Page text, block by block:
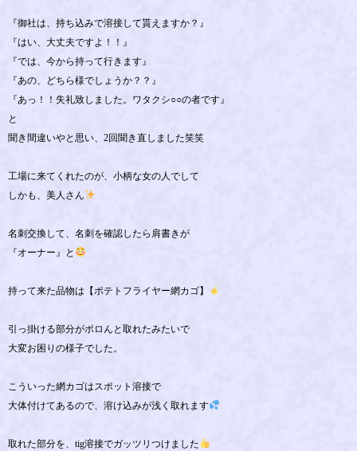
『御社は、持ち込みで溶接して貰えますか？』
『はい、大丈夫ですよ！！』
『では、今から持って行きます』
『あの、どちら様でしょうか？？』
『あっ！！失礼致しました。ワタクシ○○の者です』
と
聞き間違いやと思い、2回聞き直しました笑笑
工場に来てくれたのが、小柄な女の人でして
しかも、美人さん
名刺交換して、名刺を確認したら肩書きが
『オーナー』と
持って来た品物は【ポテトフライヤー網カゴ】
引っ掛ける部分がポロんと取れたみたいで
大変お困りの様子でした。
こういった網カゴはスポット溶接で
大体付けてあるので、溶け込みが浅く取れます
取れた部分を、tig溶接でガッツリつけました